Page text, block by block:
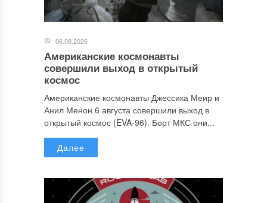
06.08.2026
Американские космонавты
совершили выход в открытый
космос
Американские космонавты Джессика Меир и
Анил Менон 6 августа совершили выход в
открытый космос (EVA-96). Борт МКС они...
Далее